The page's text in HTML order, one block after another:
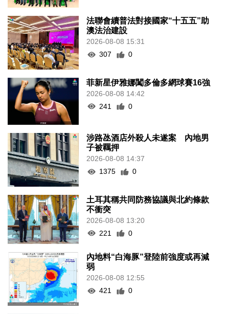
法聯會續普法對接國家“十五五”助
澳法治建設
2026-08-08 15:31
307
0
菲新星伊雅娜闖多倫多網球賽16強
2026-08-08 14:42
241
0
涉路氹酒店外殺人未遂案 內地男
子被羈押
2026-08-08 14:37
1375
0
土耳其稱共同防務協議與北約條款
不衝突
2026-08-08 13:20
221
0
內地料“白海豚”登陸前強度或再減
弱
2026-08-08 12:55
421
0